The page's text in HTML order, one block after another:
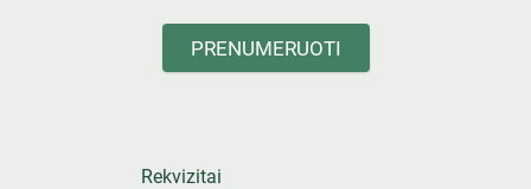
PRENUMERUOTI
Rekvizitai